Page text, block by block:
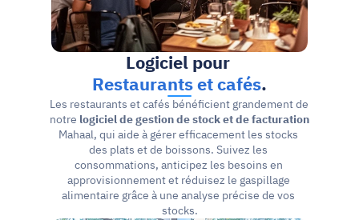
Logiciel pour
Restaurants et cafés.
Les restaurants et cafés bénéficient grandement de
notre
Mahaal, qui aide à gérer efficacement les stocks
des plats et de boissons. Suivez les
consommations, anticipez les besoins en
approvisionnement et réduisez le gaspillage
alimentaire grâce à une analyse précise de vos
stocks.